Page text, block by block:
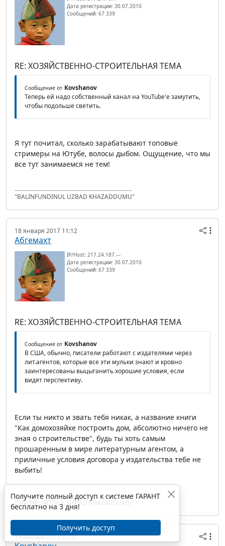
Дата регистрации: 30.07.2010
Сообщений: 67 339
RE: ХОЗЯЙСТВЕННО-СТРОИТЕЛЬНАЯ ТЕМА
Сообщение от Kovshanov
Теперь ей надо собственный канал на YouTube'е замутить,
чтобы подольше светить.
Я тут почитал, сколько зарабатывают топовые
стримеры на Ютубе, волосы дыбом. Ощущение, что мы
все тут занимаемся не тем!
"BALINFUNDINUL UZBAD KHAZADDUMU"
18 января 2017 11:12
Абгемахт
IP/Host: 217.24.187.---
Дата регистрации: 30.07.2010
Сообщений: 67 339
RE: ХОЗЯЙСТВЕННО-СТРОИТЕЛЬНАЯ ТЕМА
Сообщение от Kovshanov
В США, обычно, писатели работают с издателями через
лит.агентов, которые все эти мульки знают и кровно
заинтересованы выцыганить хорошие условия, если
видят перспективу.
Если ты никто и звать тебя никак, а название книги
"Как домохозяйке построить дом, абсолютно ничего не
зная о строительстве", будь ты хоть самым
прошаренным в мире литературным агентом, а
приличные условия договора у издательства тебе не
выбить!
"BALINFUNDINUL UZBAD KHAZADDUMU"
18 января 2017 11:41
Получите полный доступ к системе ГАРАНТ
бесплатно на 3 дня!
Получить доступ